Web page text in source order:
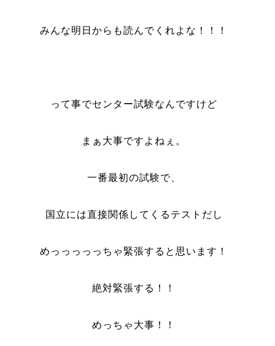
みんな明日からも読んでくれよな！！！
って事でセンター試験なんですけど
まぁ大事ですよねぇ。
一番最初の試験で、
国立には直接関係してくるテストだし
めっっっっっちゃ緊張すると思います！
絶対緊張する！！
めっちゃ大事！！